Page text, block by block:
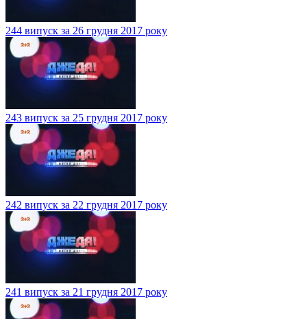
244 випуск за 26 грудня 2017 року
243 випуск за 25 грудня 2017 року
242 випуск за 22 грудня 2017 року
241 випуск за 21 грудня 2017 року